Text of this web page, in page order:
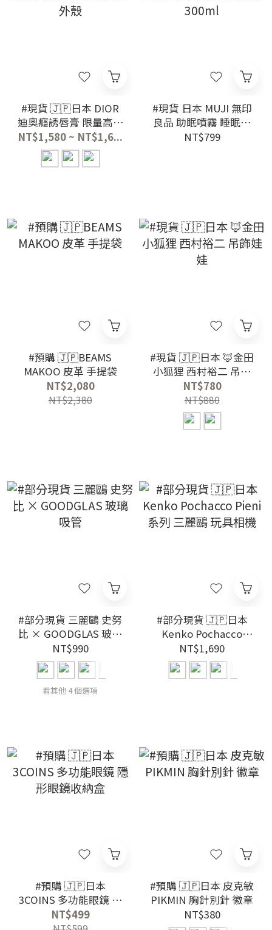
#現貨 🇯🇵日本 DIOR
迪奧癮誘唇膏 限量高訂
外殼
NT$1,580 ~ NT$1,6...
#現貨 日本 MUJI 無印
良品 助眠噴霧 睡眠噴
霧 300ml
NT$799
#預購 🇯🇵BEAMS
MAKOO 皮革 手提袋
NT$2,080
NT$2,380
#現貨 🇯🇵日本 🦊金田
小狐狸 西村裕二 吊飾
娃娃
NT$780
NT$880
#部分現貨 三麗鷗 史努
比 × GOODGLAS 玻璃
吸管
NT$990
看其他 4 個選項
#部分現貨 🇯🇵日本
Kenko Pochacco
Pieni系列 三麗鷗 玩具
相機
NT$1,690
#預購 🇯🇵日本
3COINS 多功能眼鏡 隱
形眼鏡收納盒
NT$499
#預購 🇯🇵日本 皮克敏
PIKMIN 胸針別針 徽章
NT$380